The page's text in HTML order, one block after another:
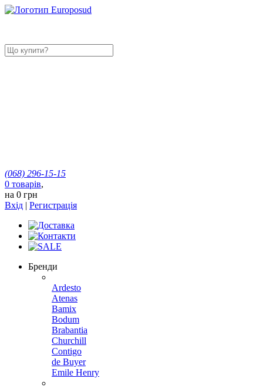
(068) 296-15-15
0 товарів,
на 0 грн
Вхід | Регистрація
Бренди
Ardesto
Atenas
Bamix
Bodum
Brabantia
Churchill
Contigo
de Buyer
Emile Henry